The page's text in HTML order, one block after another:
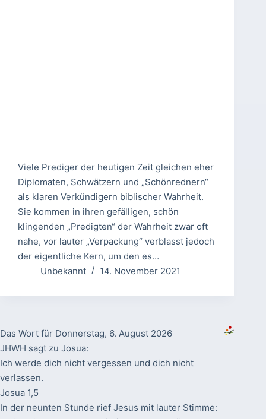
Viele Prediger der heutigen Zeit gleichen eher
Diplomaten, Schwätzern und „Schönrednern“
als klaren Verkündigern biblischer Wahrheit.
Sie kommen in ihren gefälligen, schön
klingenden „Predigten“ der Wahrheit zwar oft
nahe, vor lauter „Verpackung“ verblasst jedoch
der eigentliche Kern, um den es…
Unbekannt
14. November 2021
Das Wort für Donnerstag, 6. August 2026
JHWH sagt zu Josua:
Ich werde dich nicht vergessen und dich nicht
verlassen.
Josua 1,5
In der neunten Stunde rief Jesus mit lauter Stimme: